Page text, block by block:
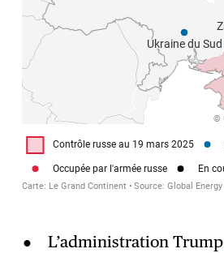
L’administration Trump